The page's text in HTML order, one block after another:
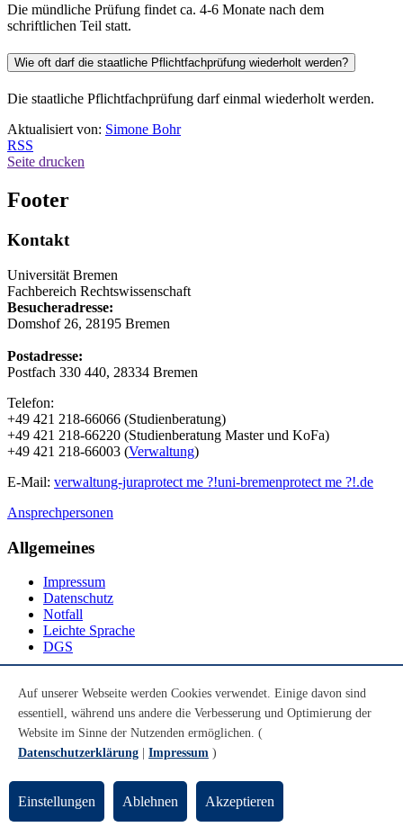
Die mündliche Prüfung findet ca. 4-6 Monate nach dem
schriftlichen Teil statt.
Wie oft darf die staatliche Pflichtfachprüfung wiederholt werden?
Die staatliche Pflichtfachprüfung darf einmal wiederholt werden.
Aktualisiert von: Simone Bohr
RSS
Seite drucken
Footer
Kontakt
Universität Bremen
Fachbereich Rechtswissenschaft
Besucheradresse:
Domshof 26, 28195 Bremen
Postadresse:
Postfach 330 440, 28334 Bremen
Telefon:
+49 421 218-66066 (Studienberatung)
+49 421 218-66220 (Studienberatung Master und KoFa)
+49 421 218-66003 (Verwaltung)
E-Mail: verwaltung-juraprotect me ?!uni-bremenprotect me ?!.de
Ansprechpersonen
Allgemeines
Impressum
Datenschutz
Notfall
Leichte Sprache
DGS
Youtube
Instagram
LinkedIn
© Universität Bremen 2026
Auf unserer Webseite werden Cookies verwendet. Einige davon sind
essentiell, während uns andere die Verbesserung und Optimierung der
Website im Sinne der Nutzenden ermöglichen. (
Datenschutzerklärung
Impressum )
Einstellungen Ablehnen Akzeptieren